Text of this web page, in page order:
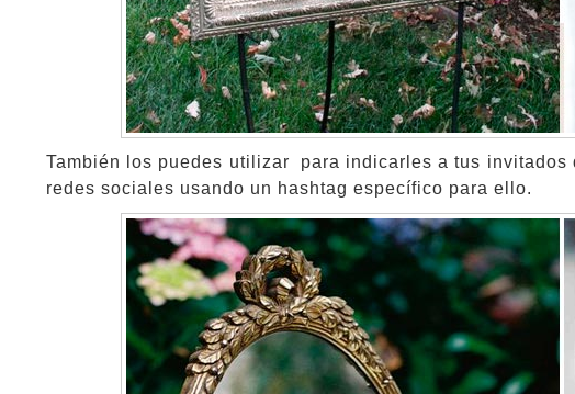
También los puedes utilizar para indicarles a tus
redes sociales usando un hashtag específico para ello.